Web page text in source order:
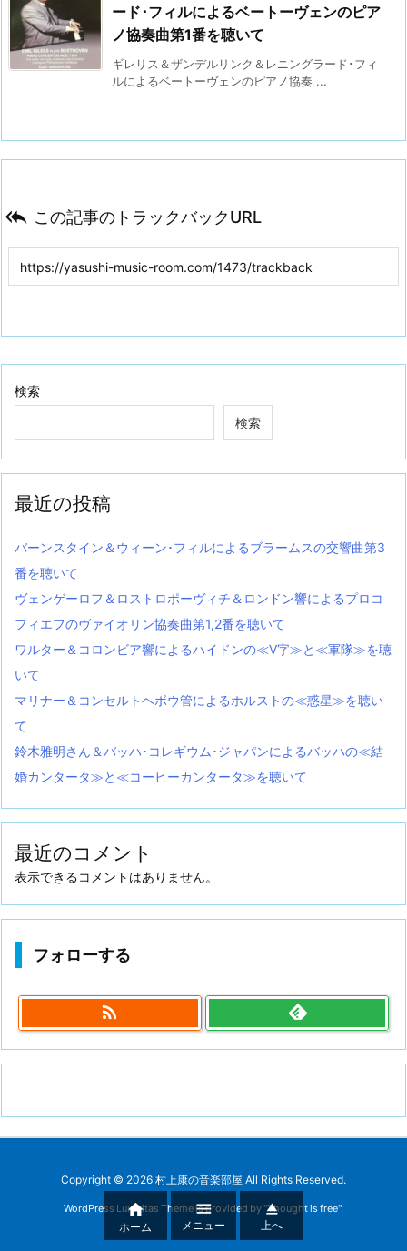
ード･フィルによるベートーヴェンのピア
ノ協奏曲第1番を聴いて
ギレリス＆ザンデルリンク＆レニングラード･フィ
ルによるベートーヴェンのピアノ協奏 ...
 この記事のトラックバックURL
検索
検索
最近の投稿
バーンスタイン＆ウィーン･フィルによるブラームスの交響曲第3
番を聴いて
ヴェンゲーロフ＆ロストロポーヴィチ＆ロンドン響によるプロコ
フィエフのヴァイオリン協奏曲第1,2番を聴いて
ワルター＆コロンビア響によるハイドンの≪V字≫と≪軍隊≫を聴
いて
マリナー＆コンセルトヘボウ管によるホルストの≪惑星≫を聴い
て
鈴木雅明さん＆バッハ･コレギウム･ジャパンによるバッハの≪結
婚カンタータ≫と≪コーヒーカンタータ≫を聴いて
最近のコメント
表示できるコメントはありません。
フォローする

Copyright © 2026 村上康の音楽部屋 All Rights Reserved.
WordPress Luxeritas Theme is provided by "Thought is free".

ホーム

メニュー

上へ